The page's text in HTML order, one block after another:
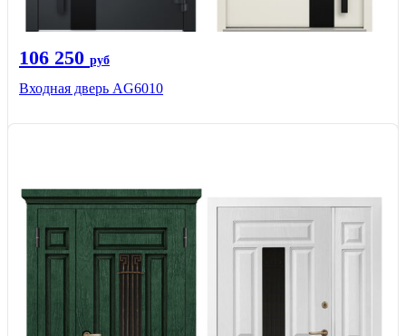
106 250 руб
Входная дверь AG6010